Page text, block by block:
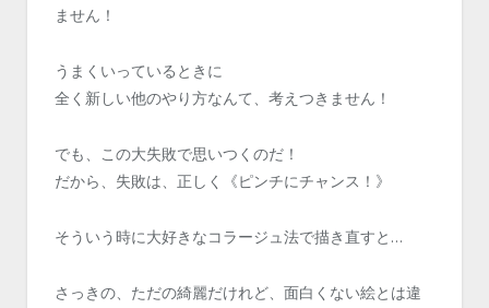
ません！
うまくいっているときに
全く新しい他のやり方なんて、考えつきません！
でも、この大失敗で思いつくのだ！
だから、失敗は、正しく《ピンチにチャンス！》
そういう時に大好きなコラージュ法で描き直すと…
さっきの、ただの綺麗だけれど、面白くない絵とは違